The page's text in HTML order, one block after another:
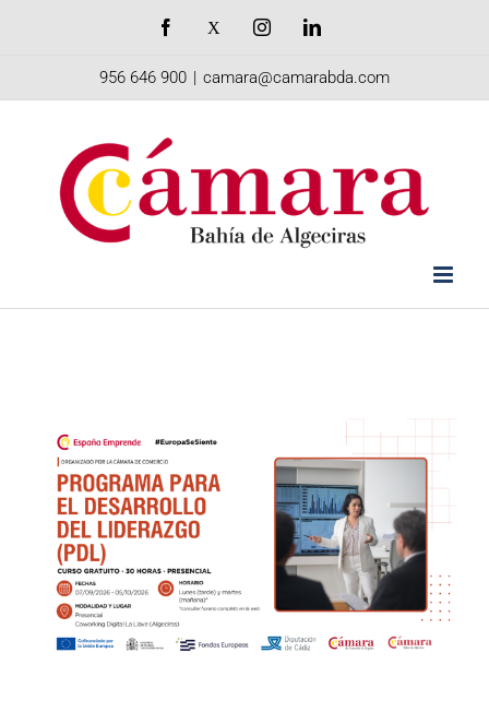
Facebook InstagramLinkedIn
956 646 900 | camara@camarabda.com